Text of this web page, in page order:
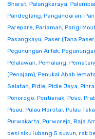
Bharat, Palangkaraya,
Pandeglang, Pangandaran,
Parepare, Pariaman, Parigi
Pasangkayu, Paser (Tana
Pegunungan Arfak,
Pelalawan, Pemalang,
(Penajam), Penukal Abab
Selatan, Pidie, Pidie Jaya,
Ponorogo, Pontianak, Poso,
Pisau, Pulau Morotai, Pulau
Purwakarta, Purworejo, Raja
besi siku lubang 5 susun, rak